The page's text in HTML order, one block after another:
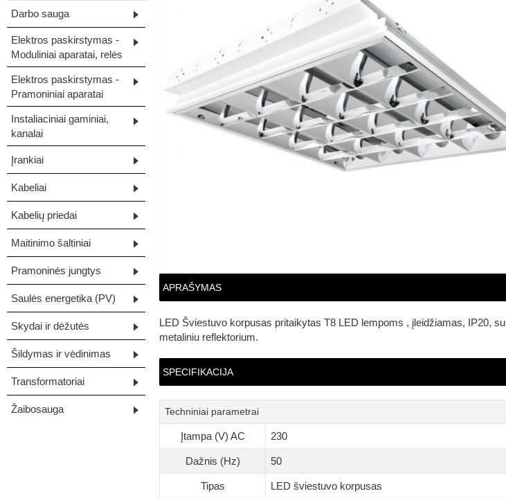
Darbo sauga
Elektros paskirstymas -
Moduliniai aparatai, relės
Elektros paskirstymas -
Pramoniniai aparatai
Instaliaciniai gaminiai,
kanalai
Įrankiai
Kabeliai
Kabelių priedai
Maitinimo šaltiniai
Pramoninės jungtys
Saulės energetika (PV)
Skydai ir dėžutės
Šildymas ir vėdinimas
Transformatoriai
Žaibosauga
APRAŠYMAS
LED Šviestuvo korpusas pritaikytas T8 LED lempoms , įleidžiamas, IP20, su
metaliniu reflektorium.
SPECIFIKACIJA
Techniniai parametrai
Įtampa (V) AC 230
Dažnis (Hz) 50
Tipas LED šviestuvo korpusas